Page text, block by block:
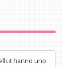
hanno uno